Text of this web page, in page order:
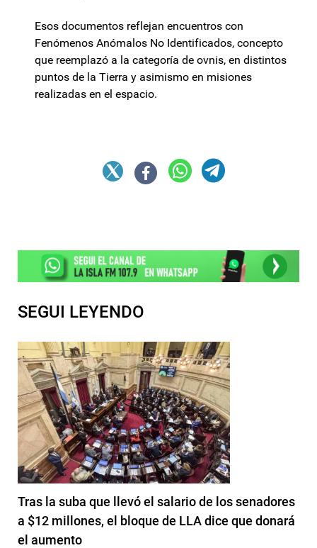
Esos documentos reflejan encuentros con
Fenómenos Anómalos No Identificados, concepto
que reemplazó a la categoría de ovnis, en distintos
puntos de la Tierra y asimismo en misiones
realizadas en el espacio.
SEGUI LEYENDO
Tras la suba que llevó el salario de los senadores
a $12 millones, el bloque de LLA dice que donará
el aumento